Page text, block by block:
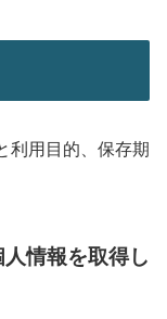
利用目的、保存期
情報を取得し